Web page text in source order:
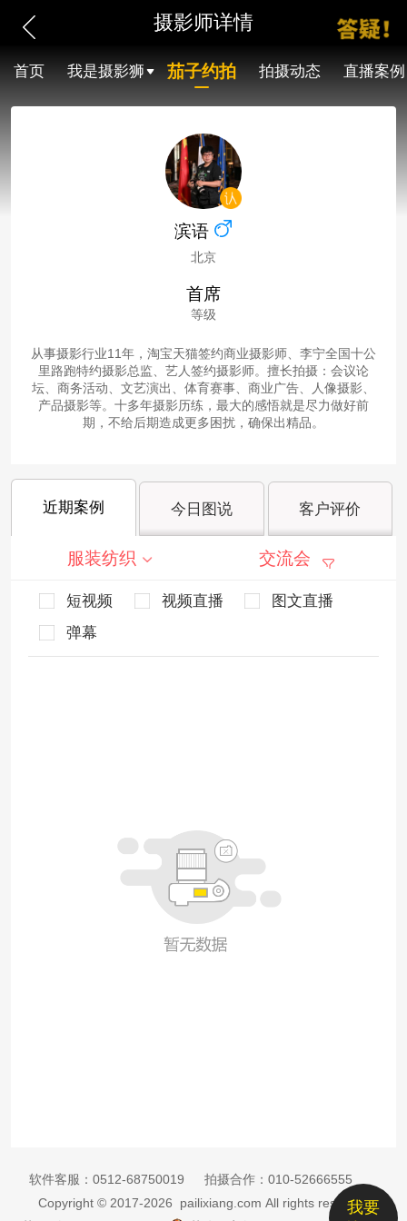
摄影师详情
首页 我是摄影狮 茄子约拍 拍摄动态 直播案例
滨语
北京
首席
等级
从事摄影行业11年，淘宝天猫签约商业摄影师、李宁全国十公
里路跑特约摄影总监、艺人签约摄影师。擅长拍摄：会议论
坛、商务活动、文艺演出、体育赛事、商业广告、人像摄影、
产品摄影等。十多年摄影历练，最大的感悟就是尽力做好前
期，不给后期造成更多困扰，确保出精品。
近期案例 今日图说 客户评价
服装纺织 交流会
短视频 视频直播
图文直播
弹幕
我要
软件客服： 0512-68750019 拍摄合作： 010-52666555
Copyright © 2017-2026 pailixiang.com All rights reserved